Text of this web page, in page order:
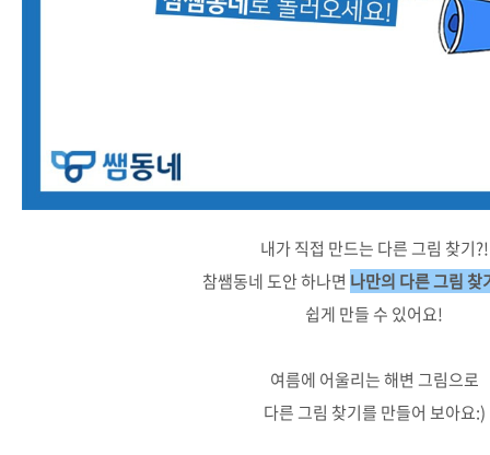
내가 직접 만드는 다른 그림 찾기?!
참쌤동네 도안 하나면 나만의 다른 그림 찾
쉽게 만들 수 있어요!
여름에 어울리는 해변 그림으로
다른 그림 찾기를 만들어 보아요:)